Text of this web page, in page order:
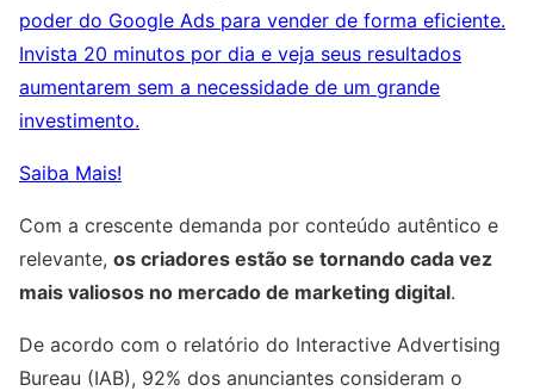
poder do Google Ads para vender de forma eficiente.
Invista 20 minutos por dia e veja seus resultados
aumentarem sem a necessidade de um grande
investimento.
Saiba Mais!
Com a crescente demanda por conteúdo autêntico e
relevante, os criadores estão se tornando cada vez
mais valiosos no mercado de marketing digital.
De acordo com o relatório do Interactive Advertising
Bureau (IAB), 92% dos anunciantes consideram o